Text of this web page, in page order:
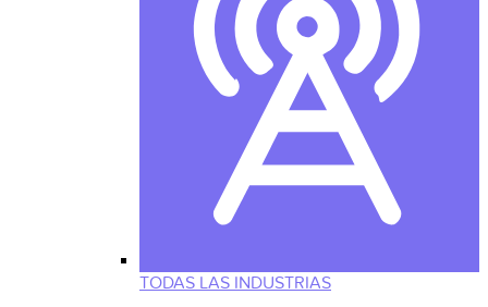
TODAS LAS INDUSTRIAS